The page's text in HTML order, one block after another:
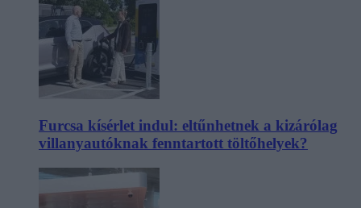
Furcsa kísérlet indul: eltűnhetnek a kizárólag
villanyautóknak fenntartott töltőhelyek?